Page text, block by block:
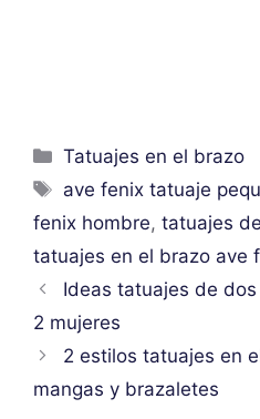
Categorías
Tatuajes en el brazo
Etiquetas
ave fenix tatuaje
fenix hombre, tatuajes
tatuajes en el brazo ave
Ideas tatuajes de
2 mujeres
2 estilos tatuajes en
mangas y brazaletes